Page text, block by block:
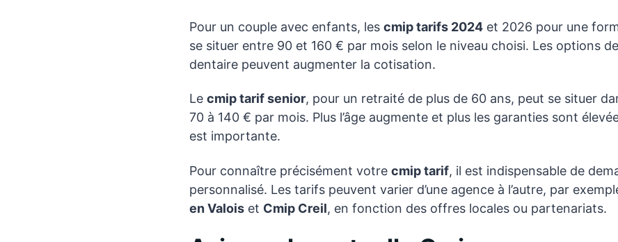
Pour un couple avec enfants, les cmip tarifs 2024 et 2026 pour une
se situer entre 90 et 160 € par mois selon le niveau choisi. Les options
dentaire peuvent augmenter la cotisation.
Le cmip tarif senior, pour un retraité de plus de 60 ans, peut se situer
70 à 140 € par mois. Plus l’âge augmente et plus les garanties sont
est importante.
Pour connaître précisément votre cmip tarif, il est indispensable de
personnalisé. Les tarifs peuvent varier d’une agence à l’autre, par
en Valois et Cmip Creil, en fonction des offres locales ou partenariats.